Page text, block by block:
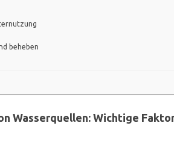
beheben
Wasserquellen: Wichtige